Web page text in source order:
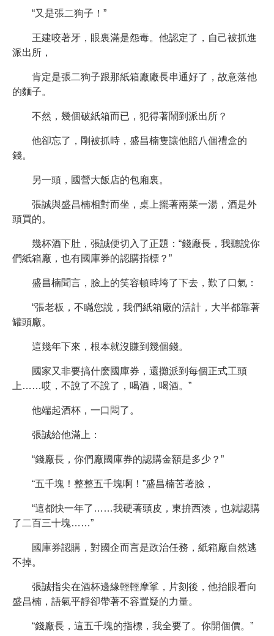
“又是張二狗子！”
王建咬著牙，眼裏滿是怨毒。他認定了，自己被抓進
派出所，
肯定是張二狗子跟那紙箱廠廠長串通好了，故意落他
的麵子。
不然，幾個破紙箱而已，犯得著鬧到派出所？
他卻忘了，剛被抓時，盛昌楠隻讓他賠八個禮盒的
錢。
另一頭，國營大飯店的包廂裏。
張誠與盛昌楠相對而坐，桌上擺著兩菜一湯，酒是外
頭買的。
幾杯酒下肚，張誠便切入了正題：“錢廠長，我聽說你
們紙箱廠，也有國庫券的認購指標？”
盛昌楠聞言，臉上的笑容頓時垮了下去，歎了口氣：
“張老板，不瞞您說，我們紙箱廠的活計，大半都靠著
罐頭廠。
這幾年下來，根本就沒賺到幾個錢。
國家又非要搞什麽國庫券，還攤派到每個正式工頭
上……哎，不說了不說了，喝酒，喝酒。”
他端起酒杯，一口悶了。
張誠給他滿上：
“錢廠長，你們廠國庫券的認購金額是多少？”
“五千塊！整整五千塊啊！”盛昌楠苦著臉，
“這都快一年了……我硬著頭皮，東拚西湊，也就認購
了二百三十塊……”
國庫券認購，對國企而言是政治任務，紙箱廠自然逃
不掉。
張誠指尖在酒杯邊緣輕輕摩挲，片刻後，他抬眼看向
盛昌楠，語氣平靜卻帶著不容置疑的力量。
“錢廠長，這五千塊的指標，我全要了。你開個價。”